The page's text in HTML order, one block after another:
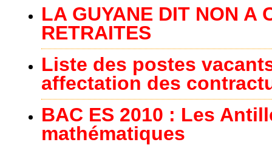
LA GUYANE DIT NON A
RETRAITES
Liste des postes
affectation des
BAC ES 2010 : Les
mathématiques